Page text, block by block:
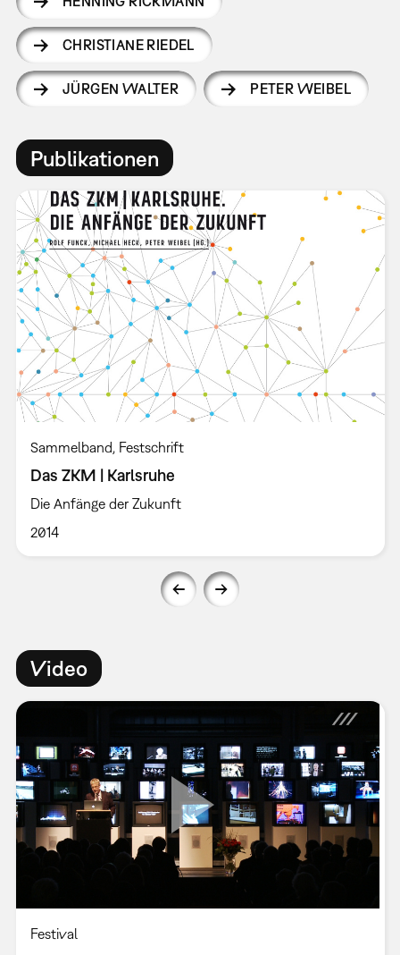
CHRISTIANE RIEDEL
JÜRGEN WALTER PETER WEIBEL
Publikationen
Sammelband Festschrift
Das ZKM | Karlsruhe
Die Anfänge der Zukunft
2014
Video
Festival